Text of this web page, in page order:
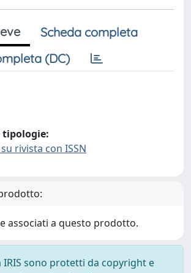
Scheda completa
(DC)
tipologie:
rivista con ISSN
associati a questo prodotto.
sono protetti da copyright e